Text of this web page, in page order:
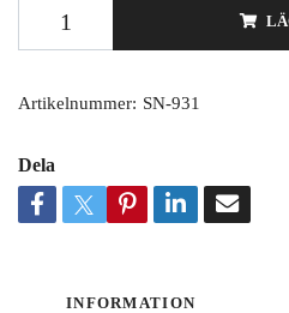
Artikelnummer: SN-931
Dela
INFORMATION